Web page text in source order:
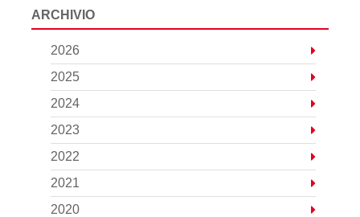
ARCHIVIO
2026
2025
2024
2023
2022
2021
2020